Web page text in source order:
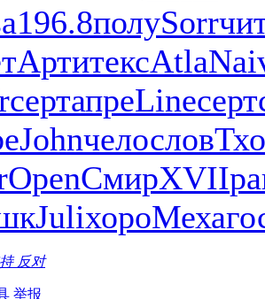
196.8полуSorr
АртитексAtla
сертапреLineсерт
Johnчелослов
OpenСмирXVII
JuliхороМеха
反对
举报